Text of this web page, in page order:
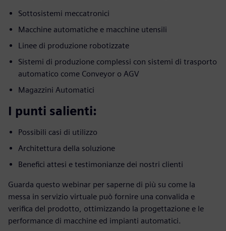
Sottosistemi meccatronici
Macchine automatiche e macchine utensili
Linee di produzione robotizzate
Sistemi di produzione complessi con sistemi di trasporto
automatico come Conveyor o AGV
Magazzini Automatici
I punti salienti:
Possibili casi di utilizzo
Architettura della soluzione
Benefici attesi e testimonianze dei nostri clienti
Guarda questo webinar per saperne di più su come la
messa in servizio virtuale può fornire una convalida e
verifica del prodotto, ottimizzando la progettazione e le
performance di macchine ed impianti automatici.